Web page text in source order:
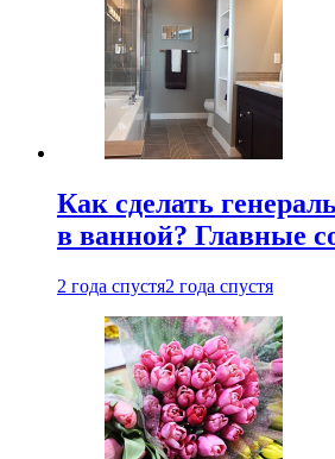
Как сделать
в ванной? Главные
2 года спустя2 года спустя